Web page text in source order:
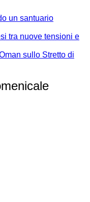
un santuario
tra nuove tensioni e
sullo Stretto di